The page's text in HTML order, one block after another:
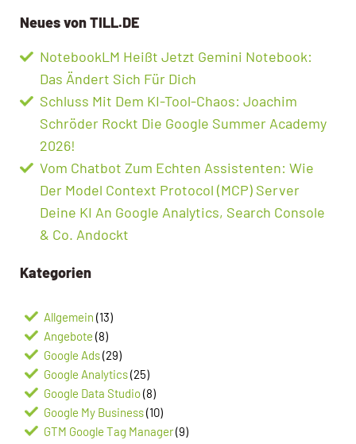
Neues von TILL.DE
NotebookLM Heißt Jetzt Gemini Notebook:
Das Ändert Sich Für Dich
Schluss Mit Dem KI-Tool-Chaos: Joachim
Schröder Rockt Die Google Summer Academy
2026!
Vom Chatbot Zum Echten Assistenten: Wie
Der Model Context Protocol (MCP) Server
Deine KI An Google Analytics, Search Console
& Co. Andockt
Kategorien
Allgemein (13)
Angebote (8)
Google Ads(29)
Google Analytics(25)
Google Data Studio(8)
Google My Business(10)
GTM Google Tag Manager(9)